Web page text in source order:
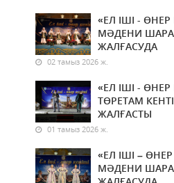
«ЕЛ ІШІ - ӨНЕР
МӘДЕНИ
ЖАЛҒАСУДА
02 тамыз 2026 ж.
«ЕЛ ІШІ - ӨНЕР
ТӨРЕТАМ
ЖАЛҒАСТЫ
01 тамыз 2026 ж.
«ЕЛ ІШІ –
МӘДЕНИ